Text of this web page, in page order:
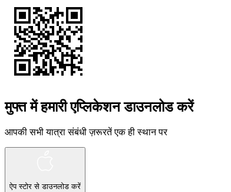
मुफ्त में हमारी एप्लिकेशन डाउनलोड करें
आपकी सभी यात्रा संबंधी ज़रूरतें एक ही स्थान पर
ऐप स्टोर से डाउनलोड करें